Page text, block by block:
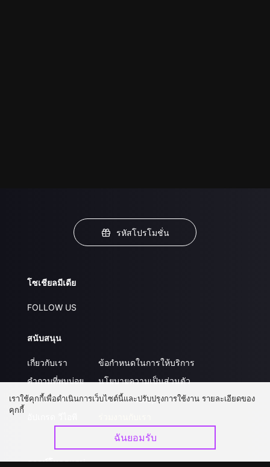
รหัสโปรโมชั่น
โซเชียลมีเดีย
FOLLOW US
สนับสนุน
เกี่ยวกับเรา
คำถามที่พบบ่อย
ติดต่อเรา
ข้อกำหนดในการให้บริการ
นโยบายความเป็นส่วนตัว
ส่งผลงานของคุณ
ดาวน์โหลดแอป
เราใช้คุกกี้เพื่อดำเนินการเว็บไซต์นี้และปรับปรุงการใช้งาน รายละเอียดของ
คุกกี้
ฉันยอมรับ